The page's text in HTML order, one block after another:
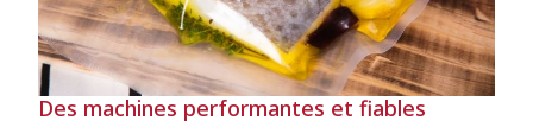
Des machines performantes et fiables